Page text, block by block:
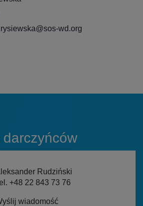
wd.org
Rudziński
+48 22 843 73 76
wiadomość